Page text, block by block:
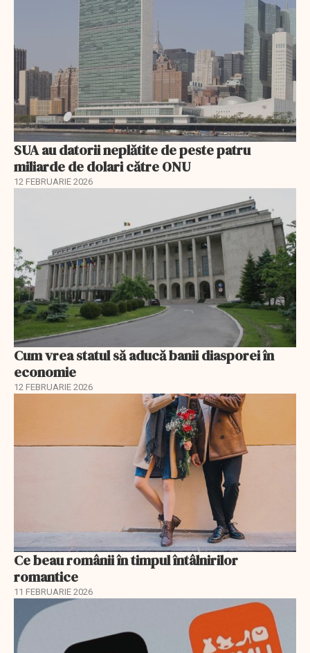
SUA au datorii neplătite de peste patru
miliarde de dolari către ONU
12 FEBRUARIE 2026
Cum vrea statul să aducă banii diasporei în
economie
12 FEBRUARIE 2026
Ce beau românii în timpul întâlnirilor
romantice
11 FEBRUARIE 2026